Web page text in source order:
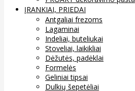
ĮRANKIAI, PRIEDAI
Antgaliai frezoms
Lagaminai
Indeliai, buteliukai
Stoveliai, laikikliai
Dėžutės, padėklai
Formelės
Geliniai tipsai
Dulkių šepetėliai